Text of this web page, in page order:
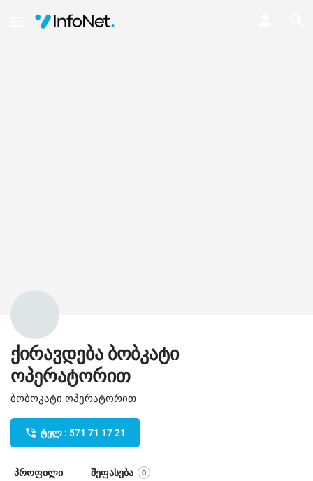
ქირავდება ბობკატი
ოპერატორით
ბობოკატი ოპერატორით
ტელ : 571 71 17 21
პროფილი შეფასება 0